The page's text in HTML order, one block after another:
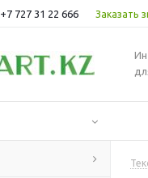
+7 727 31 22 666 Заказать